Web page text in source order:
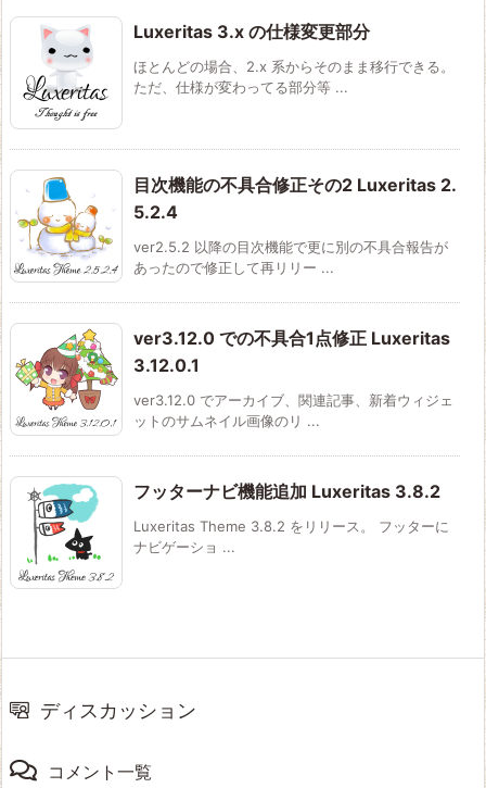
Luxeritas 3.x の仕様変更部分
ほとんどの場合、2.x 系からそのまま移行できる。
ただ、仕様が変わってる部分等 ...
目次機能の不具合修正その2 Luxeritas 2.
5.2.4
ver2.5.2 以降の目次機能で更に別の不具合報告が
あったので修正して再リリー ...
ver3.12.0 での不具合1点修正 Luxeritas
3.12.0.1
ver3.12.0 でアーカイブ、関連記事、新着ウィジェ
ットのサムネイル画像のリ ...
フッターナビ機能追加 Luxeritas 3.8.2
Luxeritas Theme 3.8.2 をリリース。 フッターに
ナビゲーショ ...
ディスカッション
コメント一覧